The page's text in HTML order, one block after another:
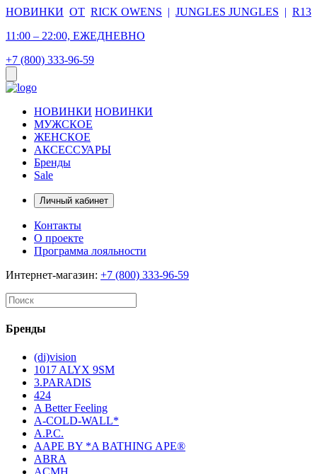
НОВИНКИ ОТ RICK OWENS | JUNGLES JUNGLES | R13
11:00 – 22:00, ЕЖЕДНЕВНО
+7 (800) 333-96-59
НОВИНКИ НОВИНКИ
МУЖСКОЕ
ЖЕНСКОЕ
АКСЕССУАРЫ
Бренды
Sale
Личный кабинет
Контакты
О проекте
Программа лояльности
Интернет-магазин: +7 (800) 333-96-59
Бренды
(di)vision
1017 ALYX 9SM
3.PARADIS
424
A Better Feeling
A-COLD-WALL*
A.P.C.
AAPE BY *A BATHING APE®
ABRA
ACMH